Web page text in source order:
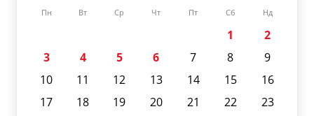
Пн Вт Ср Чт Пт Сб Нд
1
2
3
4 5 6 7 8
9
10
11 12 13 14 15
16
17
18 19 20 21 22
23